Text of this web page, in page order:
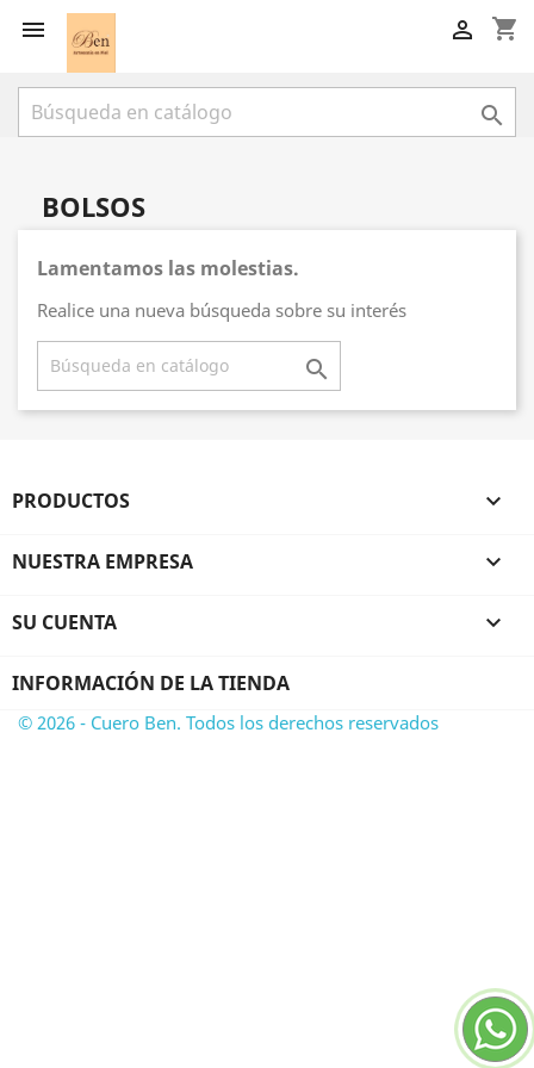
 shopping_cart


BOLSOS
Lamentamos las molestias.
Realice una nueva búsqueda sobre su interés

PRODUCTOS 
NUESTRA EMPRESA 
SU CUENTA 
INFORMACIÓN DE LA TIENDA
© 2026 - Cuero Ben. Todos los derechos reservados